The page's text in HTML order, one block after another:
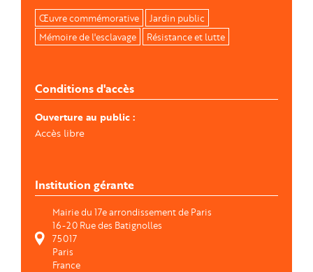
Œuvre commémorative
Jardin public
Mémoire de l'esclavage
Résistance et lutte
Conditions d'accès
Ouverture au public
Accès libre
Institution gérante
Mairie du 17e arrondissement de Paris
16-20 Rue des Batignolles
75017
Paris
France